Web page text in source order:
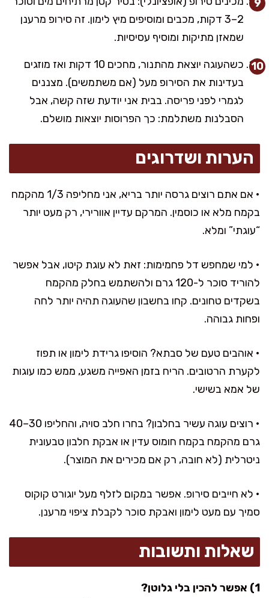
2–3 דקות, מכבים ומוסיפים מיץ לימון. זה סירופ מרענן
שמאזן מתיקות ומוסיף עסיסיות.
כשהעוגה יוצאת מהתנור, מחכים 10 דקות ואז מוזגים
בעדינות את הסירופ מעל (אם משתמשים). מצננים
לגמרי לפני פריסה. בבית אני יודעת שזה קשה, אבל
הסבלנות משתלמת: כך הפרוסות יוצאות מושלם.
הערות ושדרוגים
• אם אתם רוצים גרסה יותר בריא, אני מחליפה 1/3 מהקמח
בקמח מלא או כוסמין. המרקם עדיין אוורירי, רק מעט יותר
“עוגתי” ומלא.
• למי שמחפש דל פחמימות: זאת לא עוגת קיטו, אבל אפשר
להוריד סוכר ל-120 גרם ולהשתמש בחלק מהקמח
בשקדים טחונים. קחו בחשבון שהעוגה תהיה יותר לחה
ופחות גבוהה.
• אוהבים טעם של סבתא? הוסיפו גרידת לימון או תפוז
לקערת הרטובים. הריח בזמן האפייה משגע, ממש כמו עוגות
של אמא בשישי.
• רוצים עוגה עשיר בחלבון? בחרו חלב סויה, והחליפו 30–40
גרם מהקמח בקמח חומוס עדין או אבקת חלבון טבעונית
ניטרלית (לא חובה, רק אם מכירים את המוצר).
• לא חייבים סירופ. אפשר במקום לזלף מעל יוגורט קוקוס
סמיך עם מעט לימון ואבקת סוכר לקבלת ציפוי מרענן.
שאלות ותשובות
1) אפשר להכין בלי גלוטן?